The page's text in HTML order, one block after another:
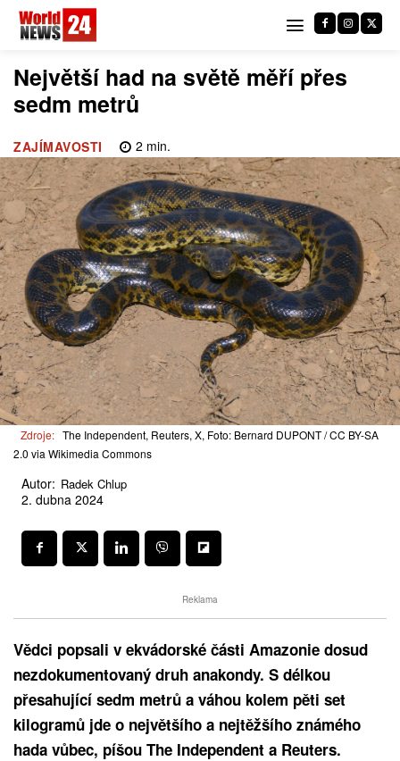
Největší had na světě měří přes
sedm metrů
ZAJÍMAVOSTI 2 min.
Zdroje: The Independent, Reuters, X, Foto: Bernard DUPONT / CC BY-SA
2.0 via Wikimedia Commons
Autor: Radek Chlup
2. dubna 2024
Reklama
Vědci popsali v ekvádorské části Amazonie dosud
nezdokumentovaný druh anakondy. S délkou
přesahující sedm metrů a váhou kolem pěti set
kilogramů jde o největšího a nejtěžšího známého
hada vůbec, píšou The Independent a Reuters.